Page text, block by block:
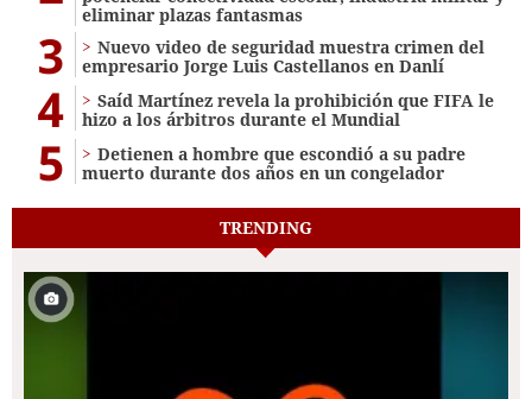
eliminar plazas fantasmas
3
Nuevo video de seguridad muestra crimen del
empresario Jorge Luis Castellanos en Danlí
4
Saíd Martínez revela la prohibición que FIFA le
hizo a los árbitros durante el Mundial
5
Detienen a hombre que escondió a su padre
muerto durante dos años en un congelador
TRENDING